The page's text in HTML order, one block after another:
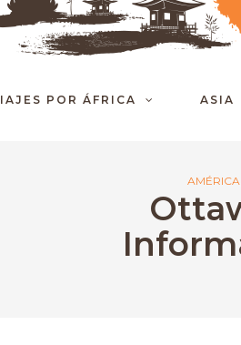
POR ÁFRICA ASIA
AMÉRICA